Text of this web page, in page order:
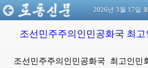
2026년 3월 17일
조선민주주의인민공화국 최고
조선민주주의인민공화국 최고인민